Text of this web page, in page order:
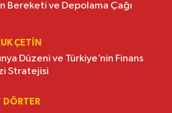
Bereketi ve Depolama Çağı
ÇETİN
Düzeni ve Türkiye’nin Finans
Stratejisi
DÖRTER